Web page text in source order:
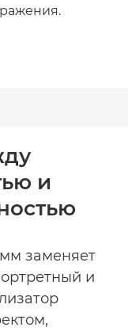
breadcrumbs
и
заменяет
и